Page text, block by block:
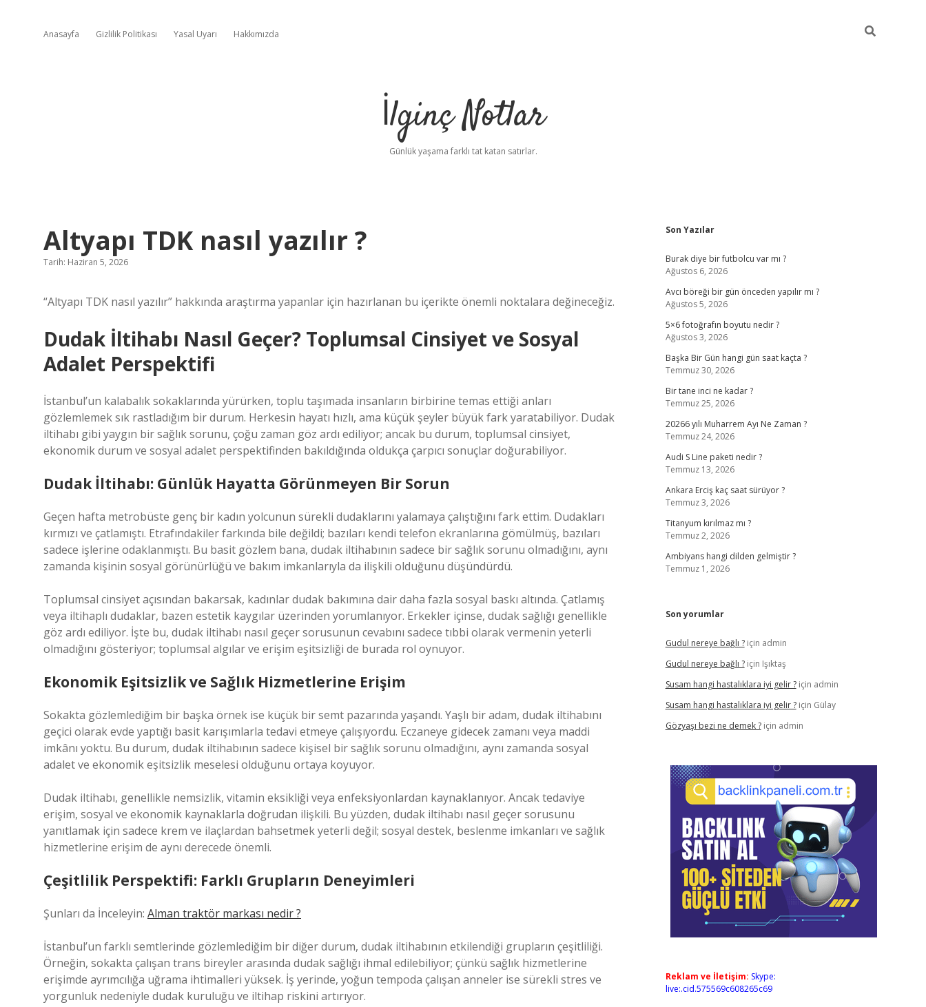
Anasayfa Gizlilik Politikası Yasal Uyarı Hakkımızda
İlginç Notlar
Günlük yaşama farklı tat katan satırlar.
Altyapı TDK nasıl yazılır ?
Tarih: Haziran 5, 2026
“Altyapı TDK nasıl yazılır” hakkında araştırma yapanlar için hazırlanan bu içerikte önemli noktalara değineceğiz.
Dudak İltihabı Nasıl Geçer? Toplumsal Cinsiyet ve Sosyal
Adalet Perspektifi
İstanbul’un kalabalık sokaklarında yürürken, toplu taşımada insanların birbirine temas ettiği anları
gözlemlemek sık rastladığım bir durum. Herkesin hayatı hızlı, ama küçük şeyler büyük fark yaratabiliyor. Dudak
iltihabı gibi yaygın bir sağlık sorunu, çoğu zaman göz ardı ediliyor; ancak bu durum, toplumsal cinsiyet,
ekonomik durum ve sosyal adalet perspektifinden bakıldığında oldukça çarpıcı sonuçlar doğurabiliyor.
Dudak İltihabı: Günlük Hayatta Görünmeyen Bir Sorun
Geçen hafta metrobüste genç bir kadın yolcunun sürekli dudaklarını yalamaya çalıştığını fark ettim. Dudakları
kırmızı ve çatlamıştı. Etrafındakiler farkında bile değildi; bazıları kendi telefon ekranlarına gömülmüş, bazıları
sadece işlerine odaklanmıştı. Bu basit gözlem bana, dudak iltihabının sadece bir sağlık sorunu olmadığını, aynı
zamanda kişinin sosyal görünürlüğü ve bakım imkanlarıyla da ilişkili olduğunu düşündürdü.
Toplumsal cinsiyet açısından bakarsak, kadınlar dudak bakımına dair daha fazla sosyal baskı altında. Çatlamış
veya iltihaplı dudaklar, bazen estetik kaygılar üzerinden yorumlanıyor. Erkekler içinse, dudak sağlığı genellikle
göz ardı ediliyor. İşte bu, dudak iltihabı nasıl geçer sorusunun cevabını sadece tıbbi olarak vermenin yeterli
olmadığını gösteriyor; toplumsal algılar ve erişim eşitsizliği de burada rol oynuyor.
Ekonomik Eşitsizlik ve Sağlık Hizmetlerine Erişim
Sokakta gözlemlediğim bir başka örnek ise küçük bir semt pazarında yaşandı. Yaşlı bir adam, dudak iltihabını
geçici olarak evde yaptığı basit karışımlarla tedavi etmeye çalışıyordu. Eczaneye gidecek zamanı veya maddi
imkânı yoktu. Bu durum, dudak iltihabının sadece kişisel bir sağlık sorunu olmadığını, aynı zamanda sosyal
adalet ve ekonomik eşitsizlik meselesi olduğunu ortaya koyuyor.
Dudak iltihabı, genellikle nemsizlik, vitamin eksikliği veya enfeksiyonlardan kaynaklanıyor. Ancak tedaviye
erişim, sosyal ve ekonomik kaynaklarla doğrudan ilişkili. Bu yüzden, dudak iltihabı nasıl geçer sorusunu
yanıtlamak için sadece krem ve ilaçlardan bahsetmek yeterli değil; sosyal destek, beslenme imkanları ve sağlık
hizmetlerine erişim de aynı derecede önemli.
Çeşitlilik Perspektifi: Farklı Grupların Deneyimleri
Şunları da İnceleyin: Alman traktör markası nedir ?
İstanbul’un farklı semtlerinde gözlemlediğim bir diğer durum, dudak iltihabının etkilendiği grupların çeşitliliği.
Örneğin, sokakta çalışan trans bireyler arasında dudak sağlığı ihmal edilebiliyor; çünkü sağlık hizmetlerine
erişimde ayrımcılığa uğrama ihtimalleri yüksek. İş yerinde, yoğun tempoda çalışan anneler ise sürekli stres ve
yorgunluk nedeniyle dudak kuruluğu ve iltihap riskini artırıyor.
Sidebar
Son Yazılar
Burak diye bir futbolcu var mı ?
Ağustos 6, 2026
Avcı böreği bir gün önceden yapılır mı ?
Ağustos 5, 2026
5×6 fotoğrafın boyutu nedir ?
Ağustos 3, 2026
Başka Bir Gün hangi gün saat kaçta ?
Temmuz 30, 2026
Bir tane inci ne kadar ?
Temmuz 25, 2026
20266 yılı Muharrem Ayı Ne Zaman ?
Temmuz 24, 2026
Audi S Line paketi nedir ?
Temmuz 13, 2026
Ankara Erciş kaç saat sürüyor ?
Temmuz 3, 2026
Titanyum kırılmaz mı ?
Temmuz 2, 2026
Ambiyans hangi dilden gelmiştir ?
Temmuz 1, 2026
Son yorumlar
Gudul nereye bağlı ?için admin
Gudul nereye bağlı ?için Işıktaş
Susam hangi hastalıklara iyi gelir ?için admin
Susam hangi hastalıklara iyi gelir ?için Gülay
Gözyaşı bezi ne demek ?için admin
Reklam ve İletişim: Skype:
live:.cid.575569c608265c69